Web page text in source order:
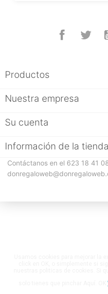
Facebook
Productos
Nuestra empresa
Su cuenta
Información de la tienda
Contáctanos en el 623 18 41